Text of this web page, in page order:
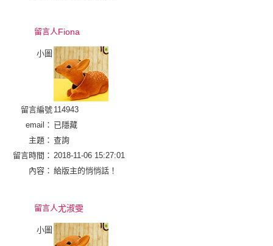
留言人Fiona
小圖
留言編號 114943
email： 已隱藏
主題： 查詢
留言時間： 2018-11-06 15:27:01
內容： 給版主的悄悄話！
留言人尤淑雯
小圖